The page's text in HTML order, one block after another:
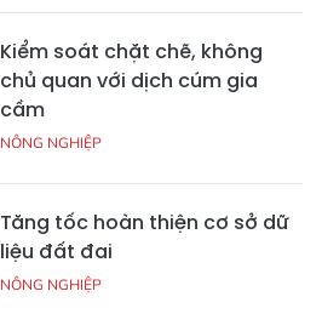
Kiểm soát chặt chẽ, không
chủ quan với dịch cúm gia
cầm
NÔNG NGHIỆP
Tăng tốc hoàn thiện cơ sở dữ
liệu đất đai
NÔNG NGHIỆP